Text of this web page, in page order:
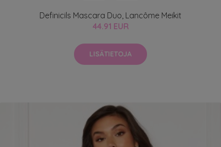
Definicils Mascara Duo, Lancôme Meikit
44.91 EUR
LISÄTIETOJA